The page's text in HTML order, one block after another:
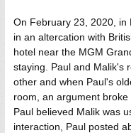
On February 23, 2020, in
in an altercation with
hotel near the MGM
staying. Paul and Malik's
other and when Paul's
room, an argument
Paul believed Malik was
interaction, Paul posted